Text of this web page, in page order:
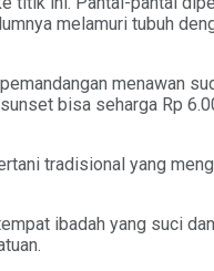
melamuri tubuh
menawan
bisa seharga Rp
tradisional yang
ibadah yang suci